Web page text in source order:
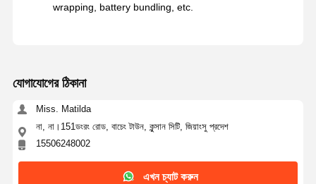
wrapping, battery bundling, etc.
যোগাযোগের ঠিকানা
Miss. Matilda
না, না।151ডংরং রোড, বাচেং টাউন, কুন্সান সিটি, জিয়াংসু প্রদেশ
15506248002
এখন চ্যাট করুন